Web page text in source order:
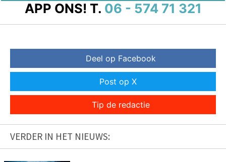
APP ONS! T. 06 - 574 71 321
Deel op Facebook
Post op X
Tip de redactie
VERDER IN HET NIEUWS: